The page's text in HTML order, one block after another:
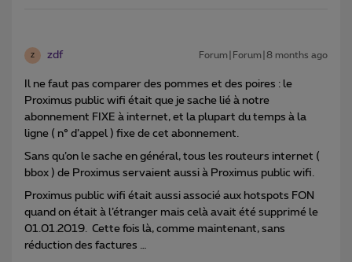
Z zdf Forum|Forum|8 months ago
Il ne faut pas comparer des pommes et des poires : le
Proximus public wifi était que je sache lié à notre
abonnement FIXE à internet, et la plupart du temps à la
ligne ( n° d’appel ) fixe de cet abonnement.
Sans qu’on le sache en général, tous les routeurs internet (
bbox ) de Proximus servaient aussi à Proximus public wifi.
Proximus public wifi était aussi associé aux hotspots FON
quand on était à l’étranger mais celà avait été supprimé le
01.01.2019. Cette fois là, comme maintenant, sans
réduction des factures …